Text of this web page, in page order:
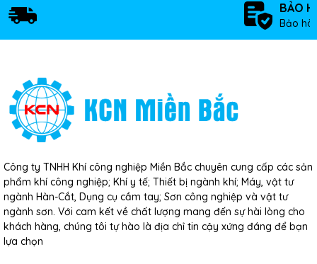
BẢO
Bảo
Công ty TNHH Khí công nghiệp Miền Bắc chuyên cung cấp các sản
phẩm khí công nghiệp; Khí y tế; Thiết bị ngành khí; Máy, vật tư
ngành Hàn-Cắt, Dụng cụ cầm tay; Sơn công nghiệp và vật tư
ngành sơn. Với cam kết về chất lượng mang đến sự hài lòng cho
khách hàng, chúng tôi tự hào là địa chỉ tin cậy xứng đáng để bạn
lựa chọn